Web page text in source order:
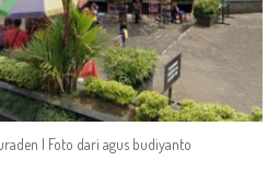
| Foto dari agus budiyanto